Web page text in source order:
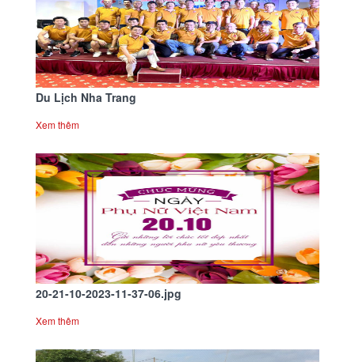
Du Lịch Nha Trang
Xem thêm
20-21-10-2023-11-37-06.jpg
Xem thêm